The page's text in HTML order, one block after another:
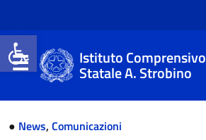
Open toolbarIstituto Comprensivo
Statale A. Strobino
● News, Comunicazioni